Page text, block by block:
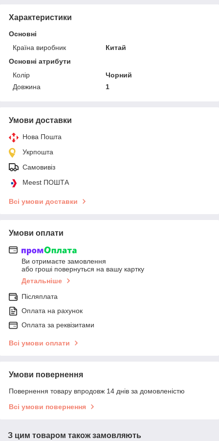
Характеристики
Основні
Країна виробник
Китай
Основні атрибути
Колір
Чорний
Довжина
1
Умови доставки
Нова Пошта
Укрпошта
Самовивіз
Meest ПОШТА
Всі умови доставки
Умови оплати
Ви отримаєте замовлення
або гроші повернуться на вашу картку
Детальніше
Післяплата
Оплата на рахунок
Оплата за реквізитами
Всі умови оплати
Умови повернення
Повернення товару впродовж 14 днів за домовленістю
Всі умови повернення
З цим товаром також замовляють